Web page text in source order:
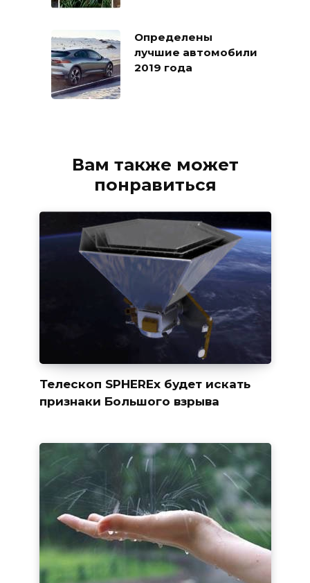
Определены
лучшие автомобили
2019 года
Вам также может
понравиться
Телескоп SPHEREx будет искать
признаки Большого взрыва